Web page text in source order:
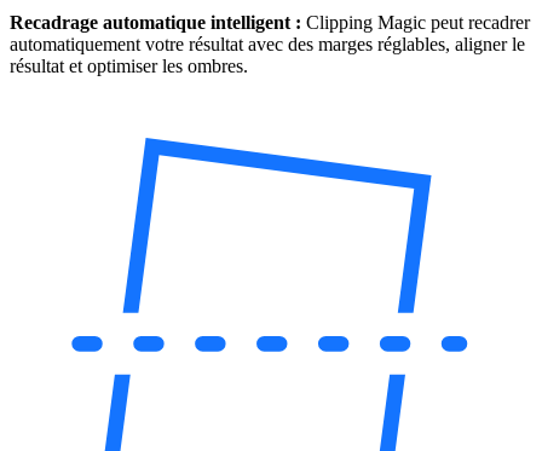
Recadrage automatique intelligent : Clipping Magic peut recadrer
automatiquement votre résultat avec des marges réglables, aligner le
résultat et optimiser les ombres.